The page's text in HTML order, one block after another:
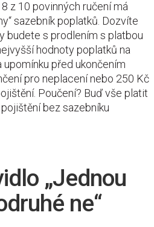
z 10 povinných ručení má
sazebník poplatků. Dozvíte
budete s prodlením s platbou
hodnoty poplatků na
před ukončením
pro neplacení nebo 250 Kč
Poučení? Buď vše platit
bez sazebníku
„Jednou
ne“